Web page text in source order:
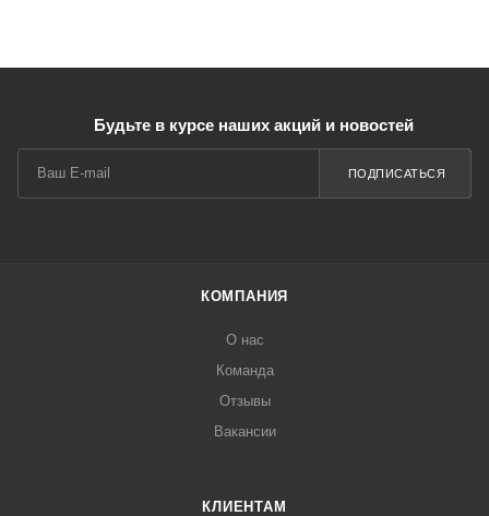
Будьте в курсе наших акций и новостей
ПОДПИСАТЬСЯ
КОМПАНИЯ
О нас
Команда
Отзывы
Вакансии
КЛИЕНТАМ